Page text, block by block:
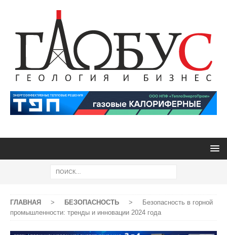
ГЛАВНАЯ > БЕЗОПАСНОСТЬ >
Безопасность в горной
промышленности: тренды и инновации 2024 года